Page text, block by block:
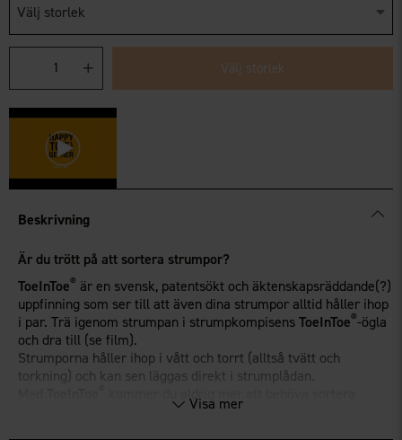
Välj storlek
Välj storlek
Beskrivning
Är du trött på att sortera strumpor?
ToeInToe® är en svensk, patentsökt och äktenskapsräddande(?)
uppfinning som ser till att även dina strumpor alltid håller ihop
i par. Trä igenom strumpan i strumpkompisensToeInToe®-ögla
och dra till (se film).
Strumporna håller ihop i vått och torrt (alltså tvätt och
torkning) och kan sen läggas direkt i strumplådan.
kommer du aldrig mer att behöva sortera
strumpor och ha omaka par i din strumphög!
Visa mer